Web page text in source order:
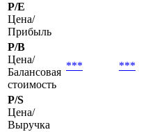
P/E
Цена/
Прибыль
P/B
Цена/
Балансовая
стоимость
*** ***
P/S
Цена/
Выручка